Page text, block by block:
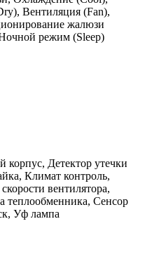
Вентиляция (Fan),
жалюзи
режим (Sleep)
корпус, Детектор утечки
Климат контроль,
вентилятора,
теплообменника, Сенсор
Уф лампа